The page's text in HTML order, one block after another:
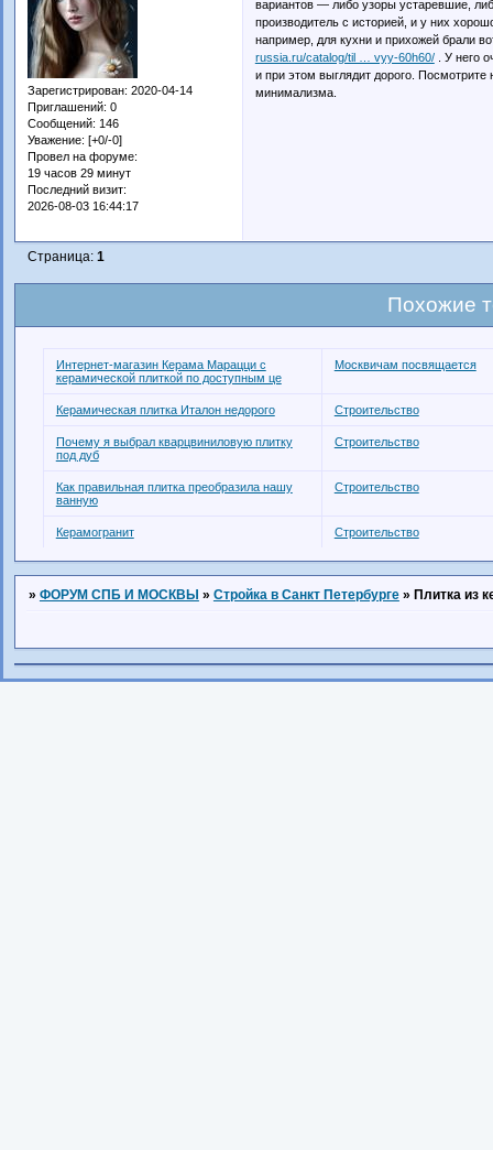
Зарегистрирован: 2020-04-14
Приглашений: 0
Сообщений: 146
Уважение: [+0/-0]
Провел на форуме:
19 часов 29 минут
Последний визит:
2026-08-03 16:44:17
вариантов — либо узоры устаревшие,
производитель с историей, и у них
например, для кухни и прихожей брали
russia.ru/catalog/til … vyy-60h60/. У него
и при этом выглядит дорого.
минимализма.
Страница: 1
Похожие
Интернет-магазин Керама Марацци с
керамической плиткой по доступным це
Москвичам посвящается
Керамическая плитка Италон недорого Строительство
Почему я выбрал кварцвиниловую плитку
под дуб
Строительство
Как правильная плитка преобразила нашу
ванную
Строительство
Керамогранит Строительство
» ФОРУМ СПБ И МОСКВЫ » Стройка в Санкт Петербурге » Плитка из